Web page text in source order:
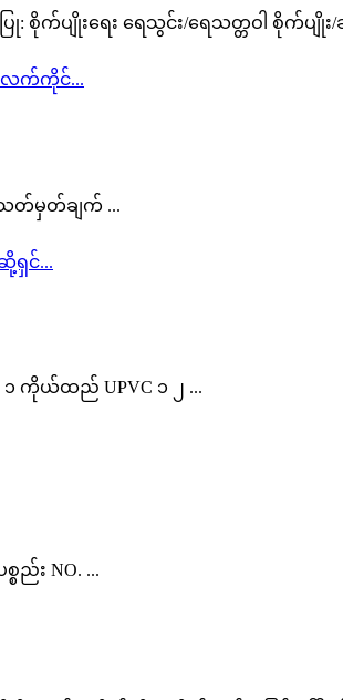
က်ပျိုးရေး ရေသွင်း/ရေသတ္တဝါ စိုက်ပျိုး/
သတ်မှတ်ချက် ...
ကိုယ်ထည် UPVC ၁ ၂ ...
း NO. ...